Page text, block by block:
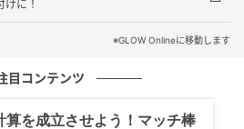
ン）
バルに大活躍のガールズグル
に！
※GLOW Onlineに移動します
目コンテンツ
算を成立させよう！マッチ棒